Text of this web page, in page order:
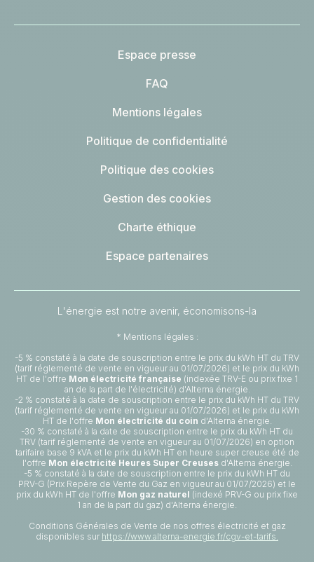
Espace presse
FAQ
Mentions légales
Politique de confidentialité
Politique des cookies
Gestion des cookies
Charte éthique
Espace partenaires
L'énergie est notre avenir, économisons-la
* Mentions légales :
-5 % constaté à la date de souscription entre le prix du kWh HT du TRV
(tarif réglementé de vente en vigueur au 01/07/2026) et le prix du kWh
HT de l'offre Mon électricité française (indexée TRV-E ou prix fixe 1
an de la part de l'électricité) d'Alterna énergie.
-2 % constaté à la date de souscription entre le prix du kWh HT du TRV
(tarif réglementé de vente en vigueur au 01/07/2026) et le prix du kWh
HT de l'offre Mon électricité du coin d'Alterna énergie.
-30 % constaté à la date de souscription entre le prix du kWh HT du
TRV (tarif réglementé de vente en vigueur au 01/07/2026) en option
tarifaire base 9 kVA et le prix du kWh HT en heure super creuse été de
l'offre Mon électricité Heures Super Creusesd'Alterna énergie.
-5 % constaté à la date de souscription entre le prix du kWh HT du
PRV-G (Prix Repère de Vente du Gaz en vigueur au 01/07/2026) et le
prix du kWh HT de l'offre Mon gaz naturel (indexé PRV-G ou prix fixe
1 an de la part du gaz) d'Alterna énergie.
Conditions Générales de Vente de nos offres électricité et gaz
disponibles sur https://www.alterna-energie.fr/cgv-et-tarifs.